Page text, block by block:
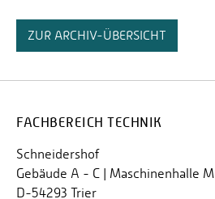
ZUR ARCHIV-ÜBERSICHT
FACHBEREICH TECHNIK
Schneidershof
Gebäude A - C | Maschinenhalle M
D-54293 Trier